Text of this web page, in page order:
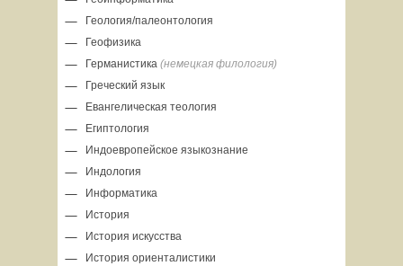
Геология/палеонтология
Геофизика
Германистика (немецкая филология)
Греческий язык
Евангелическая теология
Египтология
Индоевропейское языкознание
Индология
Информатика
История
История искусства
История ориенталистики